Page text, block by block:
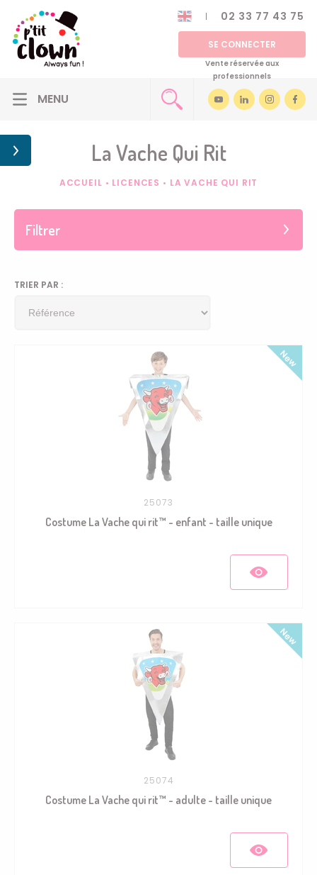
02 33 77 43 75
SE CONNECTER
Vente réservée aux
professionnels
La Vache Qui Rit
ACCUEIL • LICENCES • LA VACHE QUI RIT
Filtrer
TRIER PAR :
25073
Costume La Vache qui rit™ - enfant - taille unique
25074
Costume La Vache qui rit™ - adulte - taille unique